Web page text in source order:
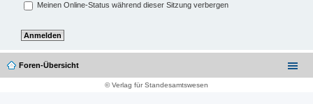
Meinen Online-Status während dieser Sitzung verbergen
Foren-Übersicht
© Verlag für Standesamtswesen